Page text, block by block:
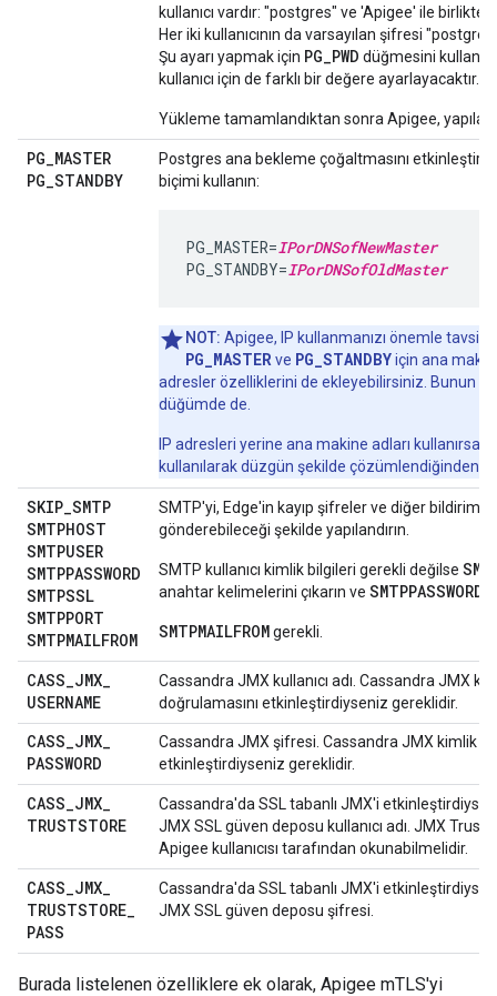
kullanıcı vardır: "postgres" ve 'Apigee' ile birlikte
Her iki kullanıcının da varsayılan şifresi
Şu ayarı yapmak için PG_PWD düğmesini
kullanıcı için de farklı bir değere ayarlayacaktır.
Yükleme tamamlandıktan sonra Apigee,
PG_MASTER
PG_STANDBY
Postgres ana bekleme çoğaltmasını
biçimi kullanın:
PG_MASTER=IPorDNSofNewMaster
PG_STANDBY=IPorDNSofOldMaster
NOT: Apigee, IP kullanmanızı önemle
PG_MASTERve PG_STANDBYiçin ana
adresler özelliklerini de ekleyebilirsiniz. Bunun
düğümde de.
IP adresleri yerine ana makine adları
kullanılarak düzgün şekilde çözümlendiğinden
SKIP_SMTP
SMTPHOST
SMTPUSER
SMTPPASSWORD
SMTPSSL
SMTPPORT
SMTPMAILFROM
SMTP'yi, Edge'in kayıp şifreler ve diğer
gönderebileceği şekilde yapılandırın.
SMTP kullanıcı kimlik bilgileri gerekli değilse
anahtar kelimelerini çıkarın ve SMTPPASSWORD
SMTPMAILFROMgerekli.
CASS_JMX_
USERNAME
Cassandra JMX kullanıcı adı. Cassandra JMX
doğrulamasını etkinleştirdiyseniz gereklidir.
CASS_JMX_
PASSWORD
Cassandra JMX şifresi. Cassandra JMX kimlik
etkinleştirdiyseniz gereklidir.
CASS_JMX_
TRUSTSTORE
Cassandra'da SSL tabanlı JMX'i
JMX SSL güven deposu kullanıcı adı. JMX
Apigee kullanıcısı tarafından okunabilmelidir.
CASS_JMX_
TRUSTSTORE_
PASS
Cassandra'da SSL tabanlı JMX'i
JMX SSL güven deposu şifresi.
Burada listelenen özelliklere ek olarak, Apigee mTLS'yi